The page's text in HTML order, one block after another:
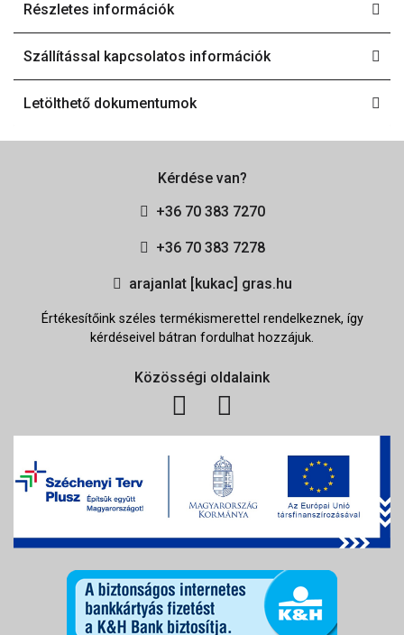
Részletes információk
Szállítással kapcsolatos információk
Letölthető dokumentumok
Kérdése van?
+36 70 383 7270
+36 70 383 7278
arajanlat [kukac] gras.hu
Értékesítőink széles termékismerettel rendelkeznek, így
kérdéseivel bátran fordulhat hozzájuk.
Közösségi oldalaink